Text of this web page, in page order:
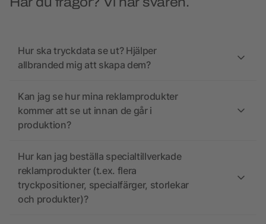
Hur ska tryckdata se ut? Hjälper
allbranded mig att skapa dem?
Kan jag se hur mina reklamprodukter
kommer att se ut innan de går i
produktion?
Hur kan jag beställa specialtillverkade
reklamprodukter (t.ex. flera
tryckpositioner, specialfärger, storlekar
och produkter)?